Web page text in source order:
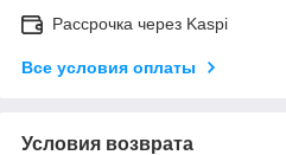
Рассрочка через Kaspi
Все условия оплаты
Условия возврата